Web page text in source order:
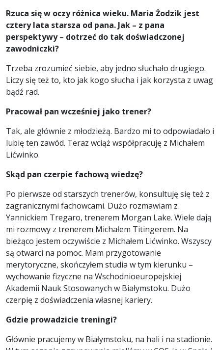
Rzuca się w oczy różnica wieku. Maria Żodzik jest
cztery lata starsza od pana. Jak – z pana
perspektywy – dotrzeć do tak doświadczonej
zawodniczki?
Trzeba zrozumieć siebie, aby jedno słuchało drugiego.
Liczy się też to, kto jak kogo słucha i jak korzysta z uwag
bądź rad.
Pracował pan wcześniej jako trener?
Tak, ale głównie z młodzieżą. Bardzo mi to odpowiadało i
lubię ten zawód. Teraz wciąż współpracuję z Michałem
Lićwinko.
Skąd pan czerpie fachową wiedzę?
Po pierwsze od starszych trenerów, konsultuję się też z
zagranicznymi fachowcami. Dużo rozmawiam z
Yannickiem Tregaro, trenerem Morgan Lake. Wiele dają
mi rozmowy z trenerem Michałem Titingerem. Na
bieżąco jestem oczywiście z Michałem Lićwinko. Wszyscy
są otwarci na pomoc. Mam przygotowanie
merytoryczne, skończyłem studia w tym kierunku –
wychowanie fizyczne na Wschodnioeuropejskiej
Akademii Nauk Stosowanych w Białymstoku. Dużo
czerpię z doświadczenia własnej kariery.
Gdzie prowadzicie treningi?
Głównie pracujemy w Białymstoku, na hali i na stadionie.